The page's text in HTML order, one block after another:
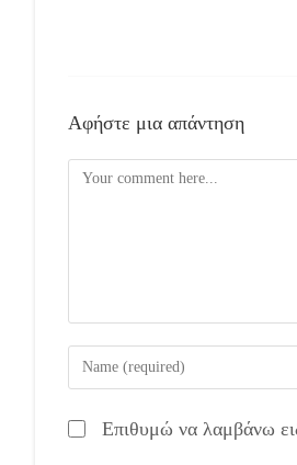
Αφήστε μια απάντηση
Comment
Enter
your
or
Επιθυμώ να λαμβάνω